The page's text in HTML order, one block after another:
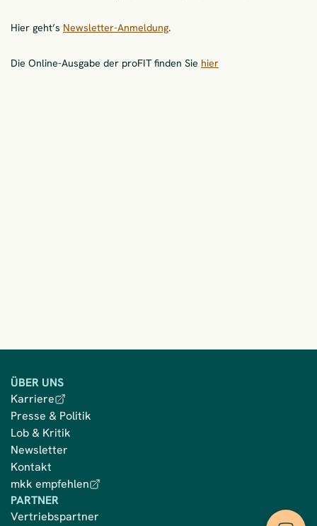
Hier geht’s Newsletter-Anmeldung.
Die Online-Ausgabe der proFIT finden Sie hier
ÜBER UNS
Karriere
Presse & Politik
Lob & Kritik
Newsletter
Kontakt
mkk empfehlen
PARTNER
Vertriebspartner